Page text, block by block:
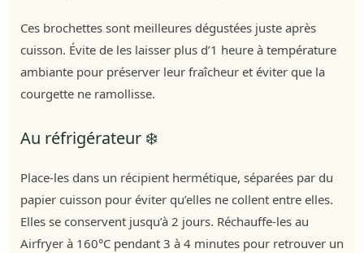
Ces brochettes sont meilleures dégustées juste après
cuisson. Évite de les laisser plus d’1 heure à température
ambiante pour préserver leur fraîcheur et éviter que la
courgette ne ramollisse.
Au réfrigérateur ❄️
Place-les dans un récipient hermétique, séparées par du
papier cuisson pour éviter qu’elles ne collent entre elles.
Elles se conservent jusqu’à 2 jours. Réchauffe-les au
Airfryer à 160°C pendant 3 à 4 minutes pour retrouver un